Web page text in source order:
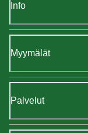
Info
Myymälät
Palvelut